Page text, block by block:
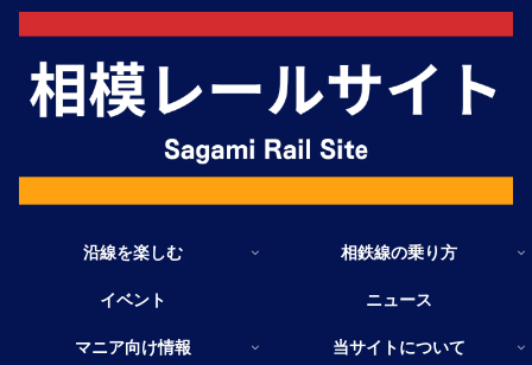
沿線を楽しむ 相鉄線の乗り方
イベント ニュース
マニア向け情報 当サイトについて